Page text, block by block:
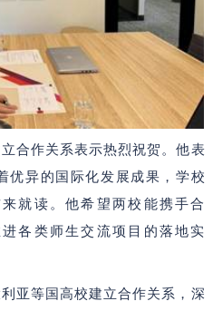
合作关系表示热烈祝贺。他表
优异的国际化发展成果，学校
就读。他希望两校能携手合
各类师生交流项目的落地实
亚等国高校建立合作关系，深